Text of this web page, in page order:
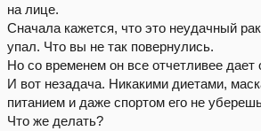
на лице.
Сначала кажется, что это неудачный
упал. Что вы не так повернулись.
Но со временем он все отчетливее дает
И вот незадача. Никакими диетами,
питанием и даже спортом его не
Что же делать?